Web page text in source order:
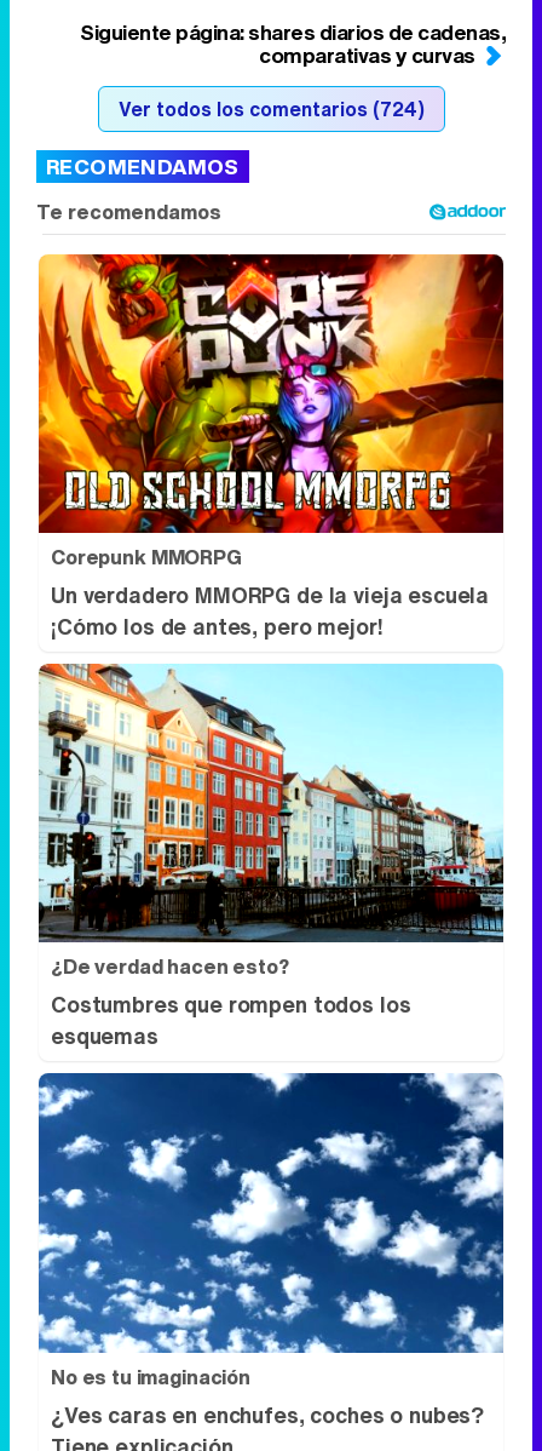
Siguiente página: shares diarios de cadenas,
comparativas y curvas
Ver todos los comentarios (724)
RECOMENDAMOS
Corepunk MMORPG
Un verdadero MMORPG de la vieja escuela
¡Cómo los de antes, pero mejor!
¿De verdad hacen esto?
Costumbres que rompen todos los
esquemas
No es tu imaginación
¿Ves caras en enchufes, coches o nubes?